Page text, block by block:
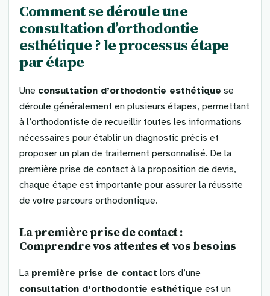
Comment se déroule une
consultation d’orthodontie
esthétique ? le processus étape
par étape
Une consultation d’orthodontie esthétique se
déroule généralement en plusieurs étapes, permettant
à l’orthodontiste de recueillir toutes les informations
nécessaires pour établir un diagnostic précis et
proposer un plan de traitement personnalisé. De la
première prise de contact à la proposition de devis,
chaque étape est importante pour assurer la réussite
de votre parcours orthodontique.
La première prise de contact :
Comprendre vos attentes et vos besoins
La première prise de contact lors d’une
consultation d’orthodontie esthétique est un